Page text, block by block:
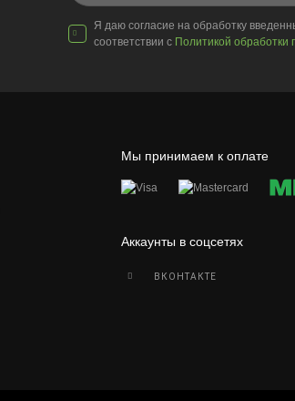
Я даю согласие на обработку
соответствии с Политикой
Мы принимаем к оплате
Аккаунты в соцсетях
ВКОНТАКТЕ